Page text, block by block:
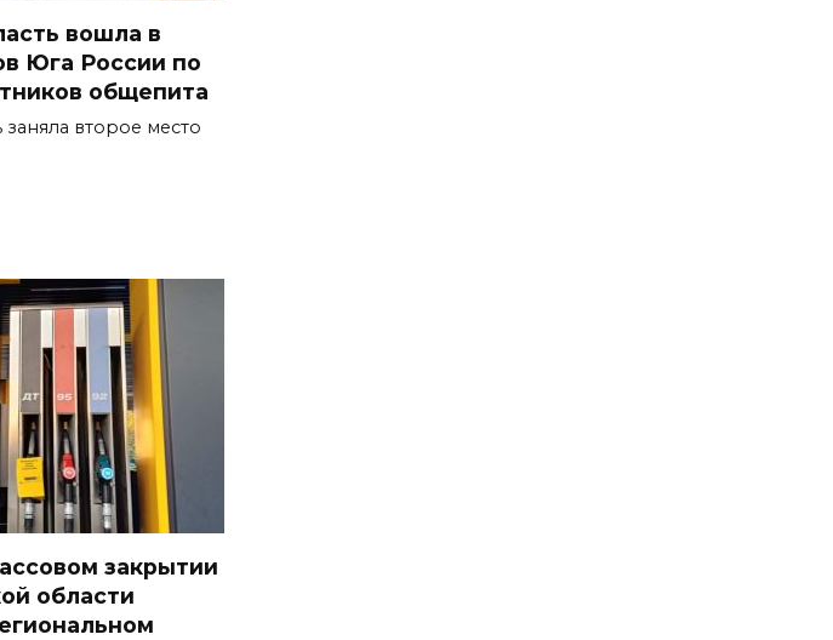
вошла в
Юга России по
общепита
заняла второе место
закрытии
области